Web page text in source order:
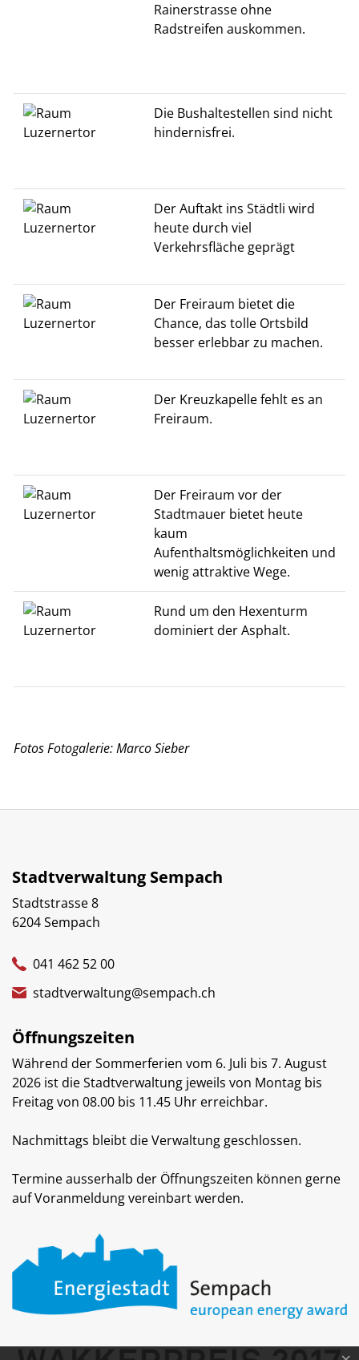
Rainerstrasse ohne
Radstreifen auskommen.
Die Bushaltestellen sind nicht
hindernisfrei.
Der Auftakt ins Städtli wird
heute durch viel
Verkehrsfläche geprägt
Der Freiraum bietet die
Chance, das tolle Ortsbild
besser erlebbar zu machen.
Der Kreuzkapelle fehlt es an
Freiraum.
Der Freiraum vor der
Stadtmauer bietet heute
kaum
Aufenthaltsmöglichkeiten und
wenig attraktive Wege.
Rund um den Hexenturm
dominiert der Asphalt.
Fotos Fotogalerie: Marco Sieber
Stadtverwaltung Sempach
Stadtstrasse 8
6204 Sempach
041 462 52 00
stadtverwaltung@sempach.ch
Öffnungszeiten
Während der Sommerferien vom 6. Juli bis 7. August
2026 ist die Stadtverwaltung jeweils von Montag bis
Freitag von 08.00 bis 11.45 Uhr erreichbar.
Nachmittags bleibt die Verwaltung geschlossen.
Termine ausserhalb der Öffnungszeiten können gerne
auf Voranmeldung vereinbart werden.